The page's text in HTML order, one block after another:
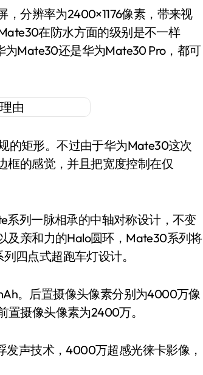
在防水方面的级别是不一样
为Mate30还是华为Mate30 Pro，都可
的矩形。不过由于华为Mate30这次
框的感觉，并且把宽度控制在仅
列一脉相承的中轴对称设计，不变
及亲和力的Halo圆环，Mate30系列将
四点式超跑车灯设计。
。后置摄像头像素分别为4000万像
摄像头像素为2400万。
发声技术，4000万超感光徕卡影像，